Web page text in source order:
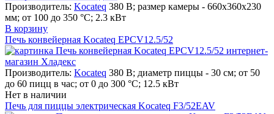
Производитель: Kocateq 380 В; размер камеры - 660х360х230
мм; от 100 до 350 °С; 2.3 кВт
В корзину
Печь конвейерная Kocateq EPCV12.5/52
Производитель: Kocateq 380 В; диаметр пиццы - 30 см; от 50
до 60 пицц в час; от 0 до 300 °С; 12.5 кВт
Нет в наличии
Печь для пиццы электрическая Kocateq F3/52EAV